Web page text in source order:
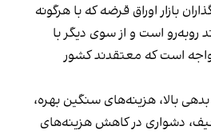
بازار اوراق قرضه که با هرگونه
است و از سوی دیگر با
است که معتقدند کشور
بالا، هزینه‌های سنگین بهره،
دشواری در کاهش هزینه‌های